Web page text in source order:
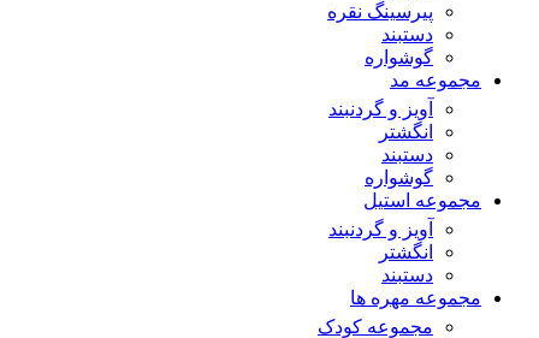
پیرسینگ نقره
دستبند
گوشواره
مجموعه مد
آویز و گردنبند
انگشتر
دستبند
گوشواره
مجموعه استیل
آویز و گردنبند
انگشتر
دستبند
مجموعه مهره ها
مجموعه کودک